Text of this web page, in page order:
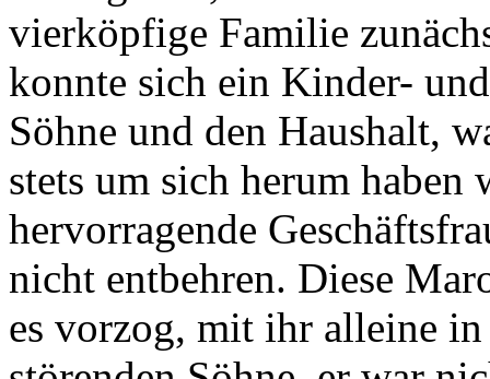
vierköpfige Familie
konnte sich ein Kinder-
Söhne und den Haushalt,
stets um sich herum haben
hervorragende
nicht entbehren. Diese
es vorzog, mit ihr alleine